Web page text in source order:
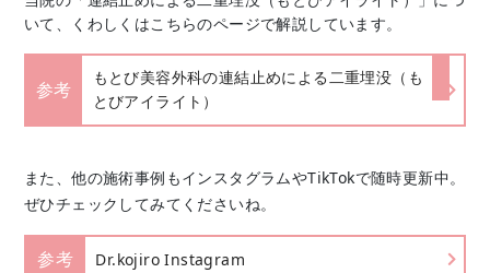
いて、くわしくはこちらのページで解説しています。
参考
もとび美容外科の連結止めによる二重埋没（も
とびアイライト）
また、他の施術事例もインスタグラムやTikTokで随時更新中。
ぜひチェックしてみてくださいね。
参考 Dr.kojiro Instagram